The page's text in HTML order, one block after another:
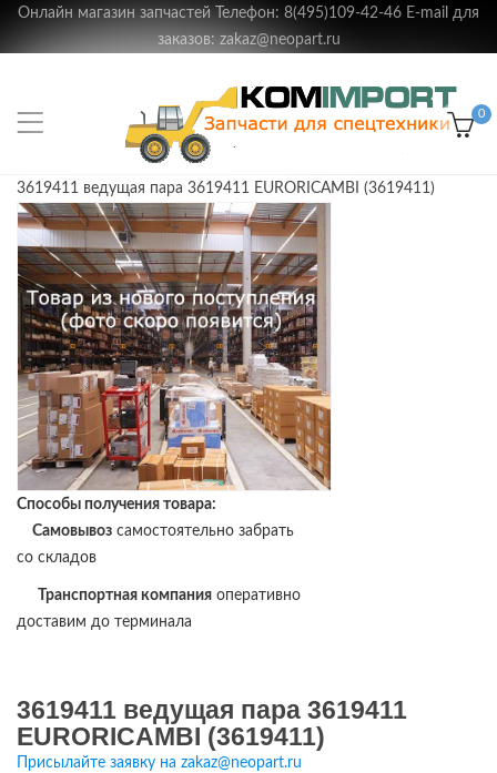
Онлайн магазин запчастей Телефон: 8(495)109-42-46 E-mail для
заказов: zakaz@neopart.ru
0
3619411 ведущая пара 3619411 EURORICAMBI (3619411)
Способы получения товара:
Самовывоз самостоятельно забрать
со складов
Транспортная компания оперативно
доставим до терминала
3619411 ведущая пара 3619411
EURORICAMBI (3619411)
Присылайте заявку на zakaz@neopart.ru